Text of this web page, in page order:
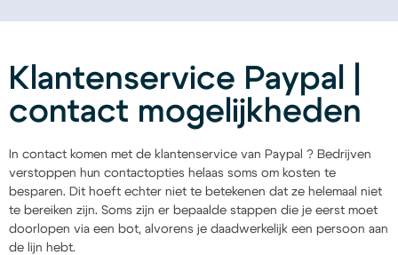
Klantenservice Paypal |
contact mogelijkheden
In contact komen met de klantenservice van Paypal ? Bedrijven
verstoppen hun contactopties helaas soms om kosten te
besparen. Dit hoeft echter niet te betekenen dat ze helemaal niet
te bereiken zijn. Soms zijn er bepaalde stappen die je eerst moet
doorlopen via een bot, alvorens je daadwerkelijk een persoon aan
de lijn hebt.